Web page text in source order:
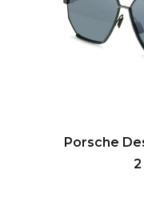
Porsche
2